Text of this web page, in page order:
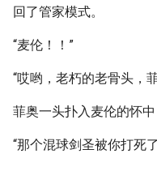
回了管家模式。
“麦伦！！”
“哎哟，老朽的老骨头，
菲奥一头扑入麦伦的怀
“那个混球剑圣被你打死